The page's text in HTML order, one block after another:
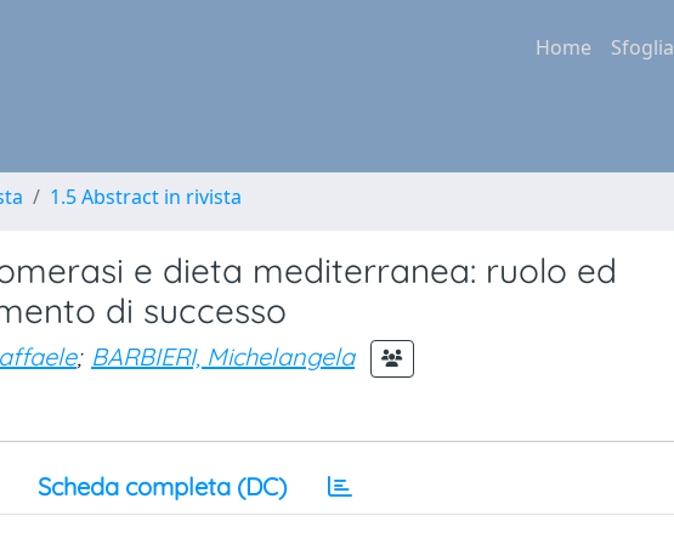
Home Sfoglia
1.5 Abstract in rivista
e dieta mediterranea: ruolo ed
di successo
; BARBIERI, Michelangela
Scheda completa (DC)